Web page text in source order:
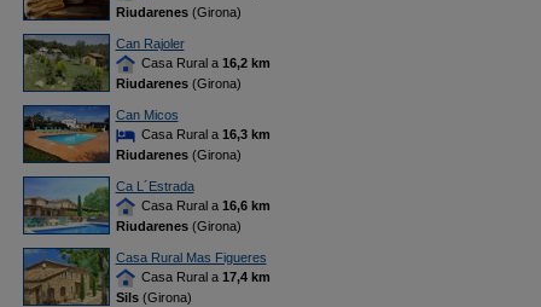
Riudarenes(Girona)
Can Rajoler
Casa Rural a 16,2 km
Riudarenes(Girona)
Can Micos
Casa Rural a 16,3 km
Riudarenes(Girona)
Ca L´Estrada
Casa Rural a 16,6 km
Riudarenes(Girona)
Casa Rural Mas Figueres
Casa Rural a 17,4 km
Sils(Girona)